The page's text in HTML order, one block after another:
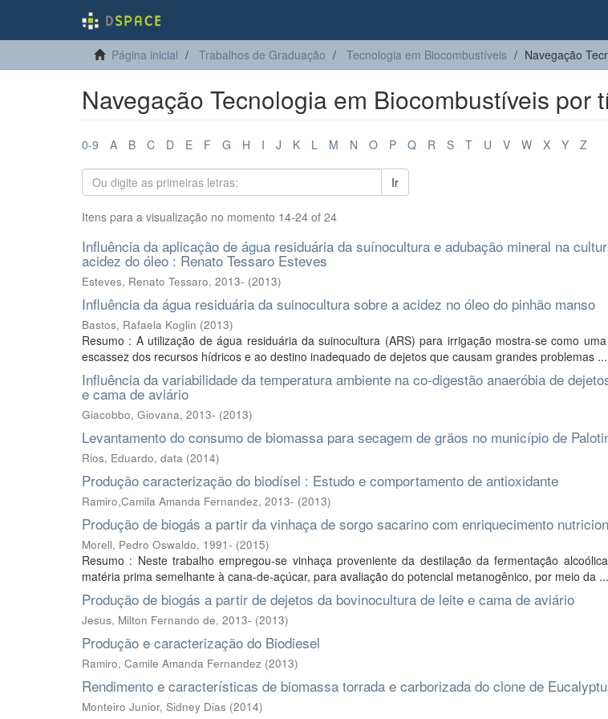
Página inicial Trabalhos de Graduação Tecnologia em Biocombustíveis Navegação
Navegação Tecnologia em Biocombustíveis por
0-9 A B C D E F G H I J K L M N O P Q R S T U V W X Y Z
Ir
Itens para a visualização no momento 14-24 of 24
Influência da aplicação de água residuária da suínocultura e adubação mineral na
acidez do óleo : Renato Tessaro Esteves
Esteves, Renato Tessaro, 2013- (2013)
Influência da água residuária da suinocultura sobre a acidez no óleo do pinhão manso
Bastos, Rafaela Koglin (2013)
Resumo : A utilização de água residuária da suinocultura (ARS) para irrigação mostra-se como
escassez dos recursos hídricos e ao destino inadequado de dejetos que causam grandes problemas ...
Influência da variabilidade da temperatura ambiente na co-digestão anaeróbia de
e cama de aviário
Giacobbo, Giovana, 2013- (2013)
Levantamento do consumo de biomassa para secagem de grãos no município de
Rios, Eduardo, data (2014)
Produção caracterização do biodísel : Estudo e comportamento de antioxidante
Ramiro,Camila Amanda Fernandez, 2013- (2013)
Produção de biogás a partir da vinhaça de sorgo sacarino com enriquecimento
Morell, Pedro Oswaldo, 1991- (2015)
Resumo : Neste trabalho empregou-se vinhaça proveniente da destilação da fermentação
matéria prima semelhante à cana-de-açúcar, para avaliação do potencial metanogênico, por meio da ...
Produção de biogás a partir de dejetos da bovinocultura de leite e cama de aviário
Jesus, Milton Fernando de, 2013- (2013)
Produção e caracterização do Biodiesel
Ramiro, Camile Amanda Fernandez (2013)
Rendimento e características de biomassa torrada e carborizada do clone de
Monteiro Junior, Sidney Dias (2014)